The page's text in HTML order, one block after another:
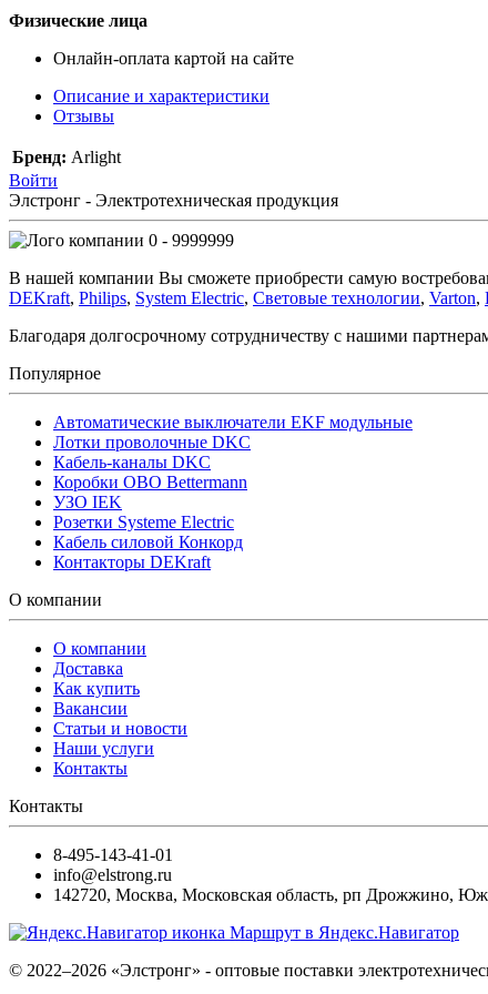
Физические лица
Онлайн-оплата картой на сайте
Описание и характеристики
Отзывы
Бренд: Arlight
Войти
Элстронг - Электротехническая продукция
0 - 9999999
В нашей компании Вы сможете приобрести самую
DEKraft, Philips, System Electric, Световые технологии, Varton,
Благодаря долгосрочному сотрудничеству с нашими
Популярное
Автоматические выключатели EKF модульные
Лотки проволочные DKC
Кабель-каналы DKC
Коробки OBO Bettermann
УЗО IEK
Розетки Systeme Electric
Кабель силовой Конкорд
Контакторы DEKraft
О компании
О компании
Доставка
Как купить
Вакансии
Статьи и новости
Наши услуги
Контакты
Контакты
8-495-143-41-01
info@elstrong.ru
142720, Москва, Московская область, рп Дрожжино,
Маршрут в Яндекс.Навигатор
© 2022–2026 «Элстронг» - оптовые поставки